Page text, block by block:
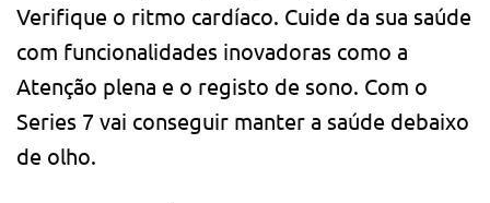
Verifique o ritmo cardíaco. Cuide da sua saúde
com funcionali­dades inovadoras como a
Atenção plena e o registo de sono. Com o
Series 7 vai conseguir manter a saúde debaixo
de olho.